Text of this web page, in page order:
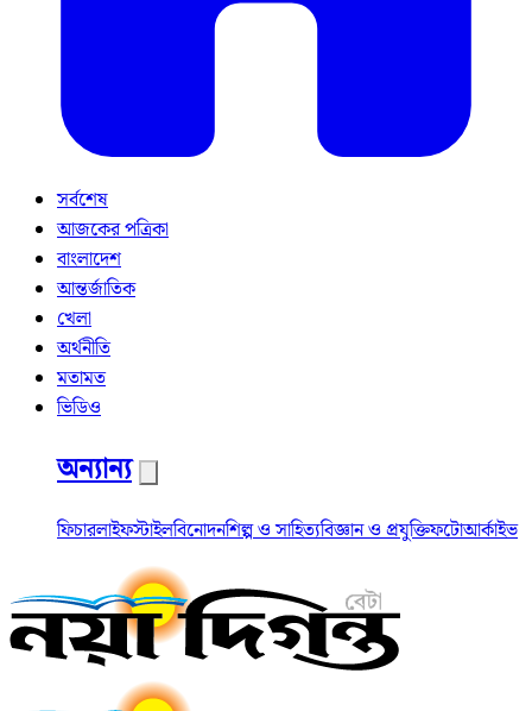
সর্বশেষ
আজকের পত্রিকা
বাংলাদেশ
আন্তর্জাতিক
খেলা
অর্থনীতি
মতামত
ভিডিও
অন্যান্য
ফিচারলাইফস্টাইলবিনোদনশিল্প ও সাহিত্যবিজ্ঞান ও প্রযুক্তিফটোআর্কাইভ